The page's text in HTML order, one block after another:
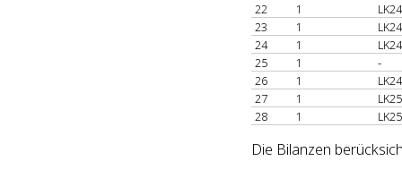
22
1
23
1
24
1
25
1
-
26
1
27
1
28
1
Die Bilanzen